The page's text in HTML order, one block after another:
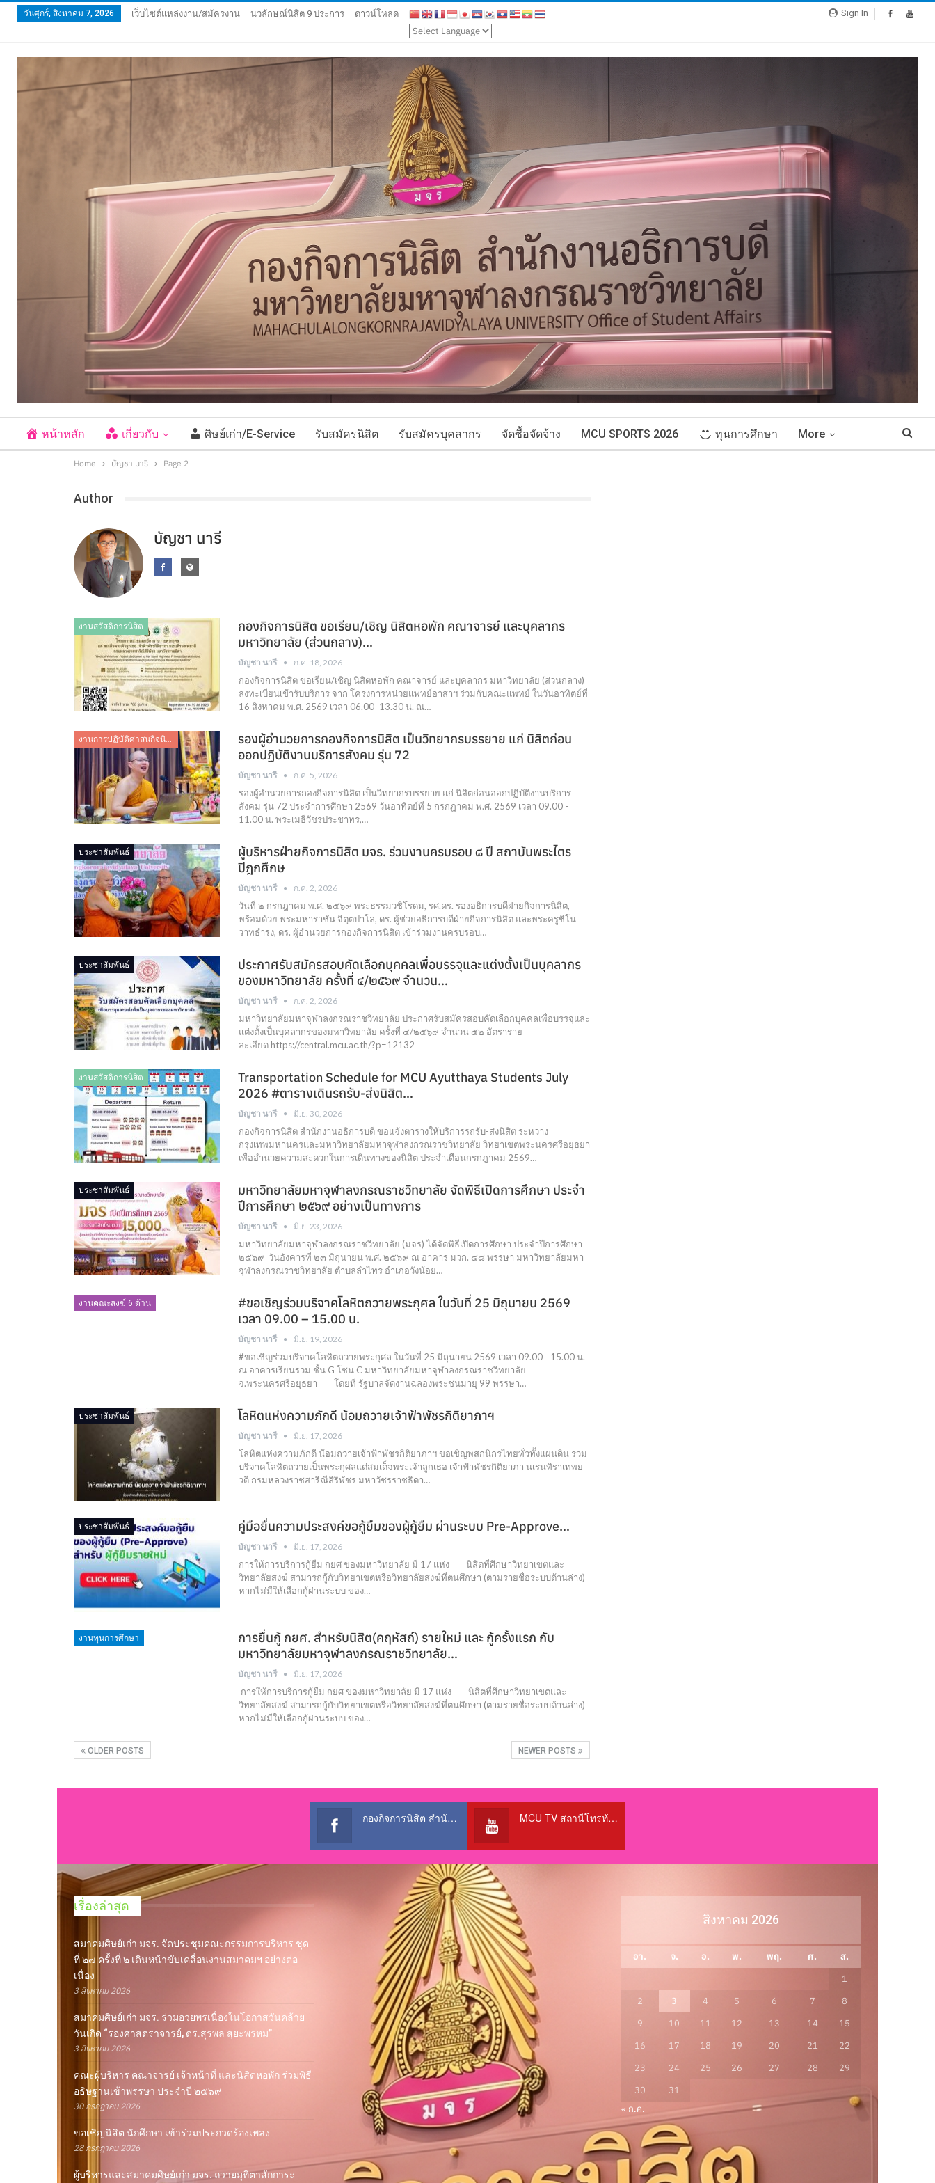
Sign In
วันศุกร์, สิงหาคม 7, 2026 เว็บไซต์แหล่งงาน/สมัครงาน นวลักษณ์นิสิต 9 ประการ ดาวน์โหลด
หน้าหลัก เกี่ยวกับ ศิษย์เก่า/E-Service รับสมัครนิสิต รับสมัครบุคลากร จัดซื้อจัดจ้าง MCU SPORTS 2026 ทุนการศึกษา More
Home บัญชา นารี Page 2
Author
บัญชา นารี
งานสวัสดิการนิสิต
กองกิจการนิสิต ขอเรียน/เชิญ นิสิตหอพัก คณาจารย์ และบุคลากร
มหาวิทยาลัย (ส่วนกลาง)…
บัญชา นารี ก.ค. 18, 2026
กองกิจการนิสิต ขอเรียน/เชิญ นิสิตหอพัก คณาจารย์ และบุคลากร มหาวิทยาลัย (ส่วนกลาง)
ลงทะเบียนเข้ารับบริการ จาก โครงการหน่วยแพทย์อาสาฯ ร่วมกับคณะแพทย์ ในวันอาทิตย์ที่
16 สิงหาคม พ.ศ. 2569 เวลา 06.00–13.30 น. ณ…
งานการปฏิบัติศาสนกิจนิสิต
รองผู้อำนวยการกองกิจการนิสิต เป็นวิทยากรบรรยาย แก่ นิสิตก่อน
ออกปฏิบัติงานบริการสังคม รุ่น 72
บัญชา นารี ก.ค. 5, 2026
รองผู้อำนวยการกองกิจการนิสิต เป็นวิทยากรบรรยาย แก่ นิสิตก่อนออกปฏิบัติงานบริการ
สังคม รุ่น 72 ประจำการศึกษา 2569 วันอาทิตย์ที่ 5 กรกฎาคม พ.ศ. 2569 เวลา 09.00 -
11.00 น. พระเมธีวัชรประชาทร,…
ประชาสัมพันธ์
ผู้บริหารฝ่ายกิจการนิสิต มจร. ร่วมงานครบรอบ ๘ ปี สถาบันพระไตร
ปิฎกศึกษ
บัญชา นารี ก.ค. 2, 2026
วันที่ ๒ กรกฎาคม พ.ศ. ๒๕๖๙ พระธรรมวชิโรดม, รศ.ดร. รองอธิการบดีฝ่ายกิจการนิสิต,
พร้อมด้วย พระมหาราชัน จิตฺตปาโล, ดร. ผู้ช่วยอธิการบดีฝ่ายกิจการนิสิต และพระครูชิโน
วาทธำรง, ดร. ผู้อำนวยการกองกิจการนิสิต เข้าร่วมงานครบรอบ…
ประชาสัมพันธ์
ประกาศรับสมัครสอบคัดเลือกบุคคลเพื่อบรรจุและแต่งตั้งเป็นบุคลากร
ของมหาวิทยาลัย ครั้งที่ ๔/๒๕๖๙ จำนวน…
บัญชา นารี ก.ค. 2, 2026
มหาวิทยาลัยมหาจุฬาลงกรณราชวิทยาลัย ประกาศรับสมัครสอบคัดเลือกบุคคลเพื่อบรรจุและ
แต่งตั้งเป็นบุคลากรของมหาวิทยาลัย ครั้งที่ ๔/๒๕๖๙ จำนวน ๕๒ อัตราราย
ละเอียด https://central.mcu.ac.th/?p=12132
งานสวัสดิการนิสิต
Transportation Schedule for MCU Ayutthaya Students July
2026 #ตารางเดินรถรับ-ส่งนิสิต…
บัญชา นารี มิ.ย. 30, 2026
กองกิจการนิสิต สำนักงานอธิการบดี ขอแจ้งตารางให้บริการรถรับ-ส่งนิสิต ระหว่าง
กรุงเทพมหานครและมหาวิทยาลัยมหาจุฬาลงกรณราชวิทยาลัย วิทยาเขตพระนครศรีอยุธยา
เพื่ออำนวยความสะดวกในการเดินทางของนิสิต ประจำเดือนกรกฎาคม 2569…
ประชาสัมพันธ์
มหาวิทยาลัยมหาจุฬาลงกรณราชวิทยาลัย จัดพิธีเปิดการศึกษา ประจำ
ปีการศึกษา ๒๕๖๙ อย่างเป็นทางการ
บัญชา นารี มิ.ย. 23, 2026
มหาวิทยาลัยมหาจุฬาลงกรณราชวิทยาลัย (มจร) ได้จัดพิธีเปิดการศึกษา ประจำปีการศึกษา
๒๕๖๙ วันอังคารที่ ๒๓ มิถุนายน พ.ศ. ๒๕๖๙ ณ อาคาร มวก. ๔๘ พรรษา มหาวิทยาลัยมหา
จุฬาลงกรณราชวิทยาลัย ตำบลลำไทร อำเภอวังน้อย…
งานคณะสงฆ์ 6 ด้าน
#ขอเชิญร่วมบริจาคโลหิตถวายพระกุศล ในวันที่ 25 มิถุนายน 2569
เวลา 09.00 – 15.00 น.
บัญชา นารี มิ.ย. 19, 2026
#ขอเชิญร่วมบริจาคโลหิตถวายพระกุศล ในวันที่ 25 มิถุนายน 2569 เวลา 09.00 - 15.00 น.
ณ อาคารเรียนรวม ชั้น G โซน C มหาวิทยาลัยมหาจุฬาลงกรณราชวิทยาลัย
จ.พระนครศรีอยุธยา โดยที่ รัฐบาลจัดงานฉลองพระชนมายุ 99 พรรษา…
ประชาสัมพันธ์ โลหิตแห่งความภักดี น้อมถวายเจ้าฟ้าพัชรกิติยาภาฯ
บัญชา นารี มิ.ย. 17, 2026
โลหิตแห่งความภักดี น้อมถวายเจ้าฟ้าพัชรกิติยาภาฯ ขอเชิญพสกนิกรไทยทั่วทั้งแผ่นดิน ร่วม
บริจาคโลหิตถวายเป็นพระกุศลแด่สมเด็จพระเจ้าลูกเธอ เจ้าฟ้าพัชรกิติยาภา นเรนทิราเทพย
วดี กรมหลวงราชสาริณีสิริพัชร มหาวัชรราชธิดา…
ประชาสัมพันธ์ คู่มือยื่นความประสงค์ขอกู้ยืมของผู้กู้ยืม ผ่านระบบ Pre-Approve…
บัญชา นารี มิ.ย. 17, 2026
การให้การบริการกู้ยืม กยศ ของมหาวิทยาลัย มี 17 แห่ง นิสิตที่ศึกษาวิทยาเขตและ
วิทยาลัยสงฆ์ สามารถกู้กับวิทยาเขตหรือวิทยาลัยสงฆ์ที่ตนศึกษา (ตามรายชื่อระบบด้านล่าง)
หากไม่มีให้เลือกกู้ผ่านระบบ ของ…
งานทุนการศึกษา
การยื่นกู้ กยศ. สำหรับนิสิต(คฤหัสถ์) รายใหม่ และ กู้ครั้งแรก กับ
มหาวิทยาลัยมหาจุฬาลงกรณราชวิทยาลัย…
บัญชา นารี มิ.ย. 17, 2026
การให้การบริการกู้ยืม กยศ ของมหาวิทยาลัย มี 17 แห่ง นิสิตที่ศึกษาวิทยาเขตและ
วิทยาลัยสงฆ์ สามารถกู้กับวิทยาเขตหรือวิทยาลัยสงฆ์ที่ตนศึกษา (ตามรายชื่อระบบด้านล่าง)
หากไม่มีให้เลือกกู้ผ่านระบบ ของ…
OLDER POSTS NEWER POSTS
กองกิจการนิสิต สำนักงานอธิการบดี MCU TV สถานีโทรทัศน์เพื่อการศึกษา @OfficialTBCChannel
เรื่องล่าสุด
สมาคมศิษย์เก่า มจร. จัดประชุมคณะกรรมการบริหาร ชุด
ที่ ๒๗ ครั้งที่ ๒ เดินหน้าขับเคลื่อนงานสมาคมฯ อย่างต่อ
เนื่อง
3 สิงหาคม 2026
สมาคมศิษย์เก่า มจร. ร่วมอวยพรเนื่องในโอกาสวันคล้าย
วันเกิด “รองศาสตราจารย์, ดร.สุรพล สุยะพรหม”
3 สิงหาคม 2026
คณะผู้บริหาร คณาจารย์ เจ้าหน้าที่ และนิสิตหอพัก ร่วมพิธี
อธิษฐานเข้าพรรษา ประจำปี ๒๕๖๙
30 กรกฎาคม 2026
ขอเชิญนิสิต นักศึกษา เข้าร่วมประกวดร้องเพลง
28 กรกฎาคม 2026
ผู้บริหารและสมาคมศิษย์เก่า มจร. ถวายมุทิตาสักการะ
สิงหาคม 2026
อา. จ. อ. พ. พฤ. ศ.
ส.
1
2
3 4 5 6 7
8
9
10 11 12 13 14
15
16
17 18 19 20 21
22
23
24 25 26 27 28
29
30
31
« ก.ค.